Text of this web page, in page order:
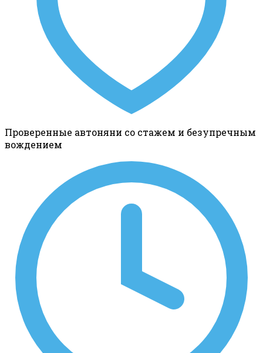
Проверенные автоняни со стажем и безупречным
вождением